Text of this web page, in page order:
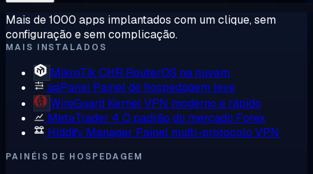
Mais de 1000 apps implantados com um clique, sem
configuração e sem complicação.
MAIS INSTALADOS
MikroTik CHR RouterOS na nuvem
aaPanel Painel de hospedagem leve
WireGuard Kernel VPN moderno e rápido
MetaTrader 4 O padrão do mercado Forex
Hiddify Manager Painel multi-protocolo VPN
PAINÉIS DE HOSPEDAGEM